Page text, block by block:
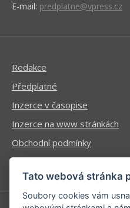
E-mail: predplatne@vpress.cz
Redakce
Předplatné
Inzerce v časopise
Inzerce na www stránkách
Obchodní podmínky
Ochrana osobních údajů
Tato webová stránka
Soubory cookies vám